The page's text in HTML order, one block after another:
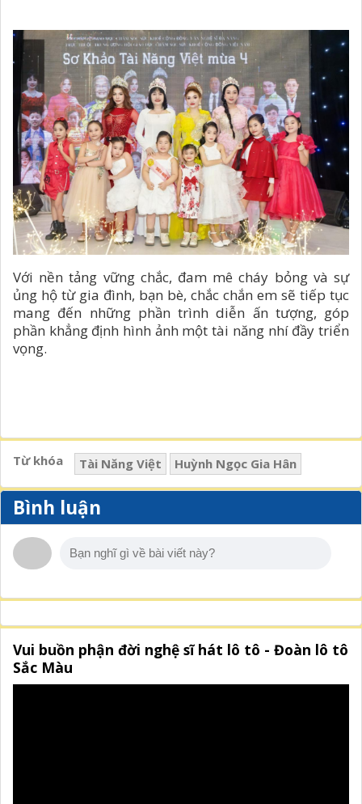
Với nền tảng vững chắc, đam mê cháy bỏng và sự
ủng hộ từ gia đình, bạn bè, chắc chắn em sẽ tiếp tục
mang đến những phần trình diễn ấn tượng, góp
phần khẳng định hình ảnh một tài năng nhí đầy triển
vọng.
Từ khóa Tài Năng Việt Huỳnh Ngọc Gia Hân
Bình luận
Vui buồn phận đời nghệ sĩ hát lô tô - Đoàn lô tô
Sắc Màu